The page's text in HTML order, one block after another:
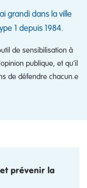
grandi dans la ville
1 depuis 1984.
de sensibilisation à
publique, et qu’il
de défendre chacun.e
prévenir la